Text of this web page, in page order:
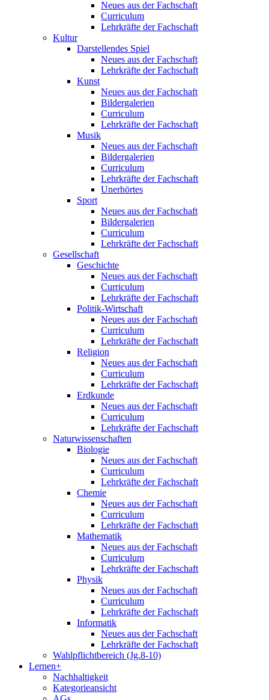
Neues aus der Fachschaft
Curriculum
Lehrkräfte der Fachschaft
Kultur
Darstellendes Spiel
Neues aus der Fachschaft
Lehrkräfte der Fachschaft
Kunst
Neues aus der Fachschaft
Bildergalerien
Curriculum
Lehrkräfte der Fachschaft
Musik
Neues aus der Fachschaft
Bildergalerien
Curriculum
Lehrkräfte der Fachschaft
Unerhörtes
Sport
Neues aus der Fachschaft
Bildergalerien
Curriculum
Lehrkräfte der Fachschaft
Gesellschaft
Geschichte
Neues aus der Fachschaft
Curriculum
Lehrkräfte der Fachschaft
Politik-Wirtschaft
Neues aus der Fachschaft
Curriculum
Lehrkräfte der Fachschaft
Religion
Neues aus der Fachschaft
Curriculum
Lehrkräfte der Fachschaft
Erdkunde
Neues aus der Fachschaft
Curriculum
Lehrkräfte der Fachschaft
Naturwissenschaften
Biologie
Neues aus der Fachschaft
Curriculum
Lehrkräfte der Fachschaft
Chemie
Neues aus der Fachschaft
Curriculum
Lehrkräfte der Fachschaft
Mathematik
Neues aus der Fachschaft
Curriculum
Lehrkräfte der Fachschaft
Physik
Neues aus der Fachschaft
Curriculum
Lehrkräfte der Fachschaft
Informatik
Neues aus der Fachschaft
Lehrkräfte der Fachschaft
Wahlpflichtbereich (Jg.8-10)
Lernen+
Nachhaltigkeit
Kategorieansicht